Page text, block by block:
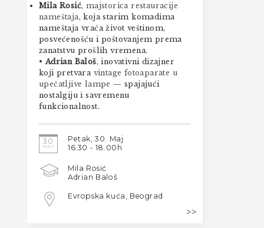
Mila Rosić, majstorica restauracije
nameštaja, koja starim komadima
nameštaja vraća život veštinom,
posvećenošću i poštovanjem prema
zanatstvu prošlih vremena.
• Adrian Baloš, inovativni dizajner
koji pretvara vintage fotoaparate u
upečatljive lampe — spajajući
nostalgiju i savremenu
funkcionalnost.
30
MAY
Petak, 30. Maj
16.30 - 18.00h
Mila Rosić
Adrian Baloš
Evropska kuća, Beograd